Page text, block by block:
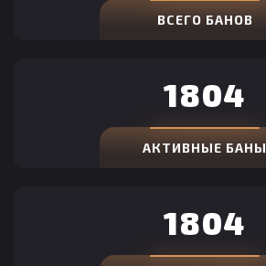
ВСЕГО БАНОВ
1804
АКТИВНЫЕ БАНЫ
1804